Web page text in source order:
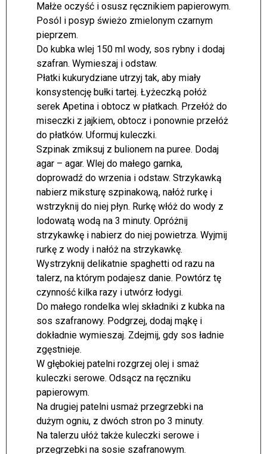
Małże oczyść i osusz ręcznikiem papierowym.
Posól i posyp świeżo zmielonym czarnym
pieprzem.
Do kubka wlej 150 ml wody, sos rybny i dodaj
szafran. Wymieszaj i odstaw.
Płatki kukurydziane utrzyj tak, aby miały
konsystencję bułki tartej. Łyżeczką połóż
serek Apetina i obtocz w płatkach. Przełóż do
miseczki z jajkiem, obtocz i ponownie przełóż
do płatków. Uformuj kuleczki.
Szpinak zmiksuj z bulionem na puree. Dodaj
agar – agar. Wlej do małego garnka,
doprowadź do wrzenia i odstaw. Strzykawką
nabierz miksturę szpinakową, nałóż rurkę i
wstrzyknij do niej płyn. Rurkę włóż do wody z
lodowatą wodą na 3 minuty. Opróżnij
strzykawkę i nabierz do niej powietrza. Wyjmij
rurkę z wody i nałóż na strzykawkę.
Wystrzyknij delikatnie spaghetti od razu na
talerz, na którym podajesz danie. Powtórz tę
czynność kilka razy i utwórz łodygi.
Do małego rondelka wlej składniki z kubka na
sos szafranowy. Podgrzej, dodaj mąkę i
dokładnie wymieszaj. Zdejmij, gdy sos ładnie
zgęstnieje.
W głębokiej patelni rozgrzej olej i smaż
kuleczki serowe. Odsącz na ręczniku
papierowym.
Na drugiej patelni usmaż przegrzebki na
dużym ogniu, z dwóch stron po 3 minuty.
Na talerzu ułóż także kuleczki serowe i
przegrzebki na sosie szafranowym.